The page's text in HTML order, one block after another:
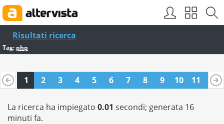
Risultati ricerca
Tag: php
1 2 3 4 5 6 7 8 9 10 11
12
La ricerca ha impiegato 0.01 secondi; generata 16
minuti fa.